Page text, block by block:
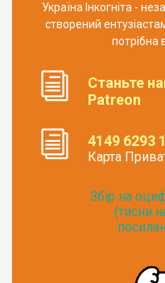
Україна Інкогніта -
створений
потрібна
Станьте
Patreon
4149 6293
Карта
Збір на
(тисни